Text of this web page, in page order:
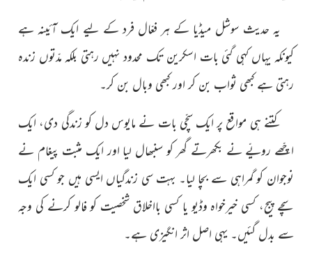
یہ حدیث سوشل میڈیا کے ہر فعّال فرد کے لیے ایک آئینہ ہے
کیونکہ یہاں کہی گئی بات اسکرین تک محدود نہیں رہتی بلکہ مدّتوں زندہ
رہتی ہے کبھی ثواب بن کر اور کبھی وبال بن کر۔
کتنے ہی مواقع پر ایک سچّی بات نے مایوس دل کو زندگی دی، ایک
اچّھے رویّے نے بکھرتے گھر کو سنبھال لیا اور ایک مثبت پیغام نے
نوجوان کو گمراہی سے بچا لیا۔ بہت سی زندگیاں ایسی ہیں جو کسی ایک
سچے پیج، کسی خیرخواہ وڈیو یا کسی بااخلاق شخصیت کو فالو کرنے کی وجہ
سے بدل گئیں۔ یہی اصل اثر انگیزی ہے۔